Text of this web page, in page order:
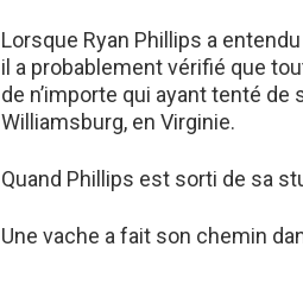
Lorsque Ryan Phillips a
il a probablement vérifié que
de n’importe qui ayant tenté
Williamsburg, en Virginie.
Quand Phillips est sorti de sa
Une vache a fait son chemin